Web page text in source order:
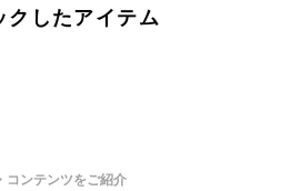
クしたアイテム
コンテンツをご紹介